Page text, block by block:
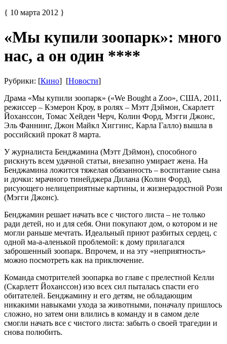
{ 10 марта 2012 }
«Мы купили зоопарк»: много
нас, а он один ****
Рубрики: [Кино] [Новости]
Драма «Мы купили зоопарк» («We Bought a Zoo», США, 2011,
режиссер – Кэмерон Кроу, в ролях – Мэтт Дэймон, Скарлетт
Йоханссон, Томас Хейден Черч, Колин Форд, Мэгги Джонс,
Эль Фаннинг, Джон Майкл Хиггинс, Карла Галло) вышла в
российский прокат 8 марта.
У журналиста Бенджамина (Мэтт Дэймон), способного
рискнуть всем удачной статьи, внезапно умирает жена. На
Бенджамина ложится тяжелая обязанность – воспитание сына
и дочки: мрачного тинейджера Дилана (Колин Форд),
рисующего нелицеприятные картины, и жизнерадостной Рози
(Мэгги Джонс).
Бенджамин решает начать все с чистого листа – не только
ради детей, но и для себя. Они покупают дом, о котором и не
могли раньше мечтать. Идеальный приют разбитых сердец, с
одной ма-а-аленькой проблемой: к дому прилагался
заброшенный зоопарк. Впрочем, и на эту «неприятность»
можно посмотреть как на приключение.
Команда смотрителей зоопарка во главе с прелестной Келли
(Скарлетт Йоханссон) изо всех сил пыталась спасти его
обитателей. Бенджамину и его детям, не обладающим
никакими навыками ухода за животными, поначалу пришлось
сложно, но затем они влились в команду и в самом деле
смогли начать все с чистого листа: забыть о своей трагедии и
снова полюбить.